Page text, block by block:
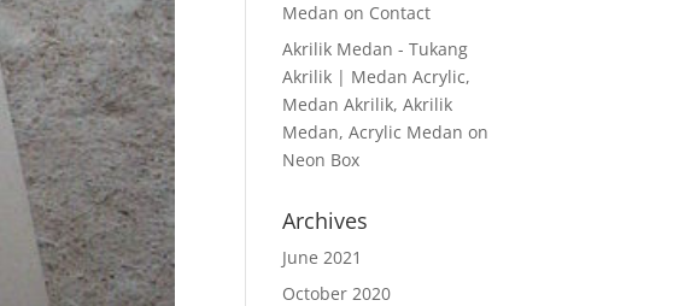
Medan on Contact
Akrilik Medan - Tukang
Akrilik | Medan Acrylic,
Medan Akrilik, Akrilik
Medan, Acrylic Medan on
Neon Box
Archives
June 2021
October 2020